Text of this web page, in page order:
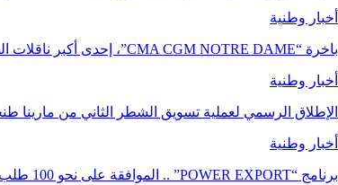
أخبار وطنية
باخرة “CMA CGM NOTRE DAME”، إحدى أكبر ناقلات الحاويات، ترسو بميناء طنجة…
أخبار وطنية
الإطلاق الرسمي لعملية تسويق الشطر الثاني من مارينا
أخبار وطنية
برنامج “POWER EXPORT” .. الموافقة على نحو 100 طلب لدعم ومواكبة المقاولات